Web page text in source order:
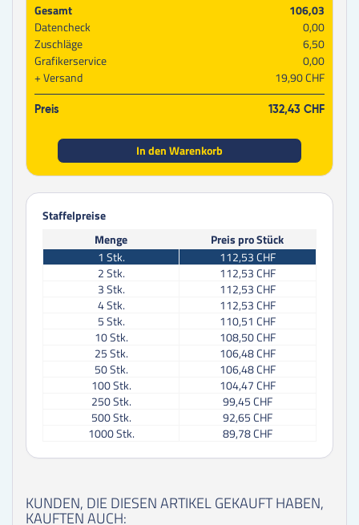
Gesamt
106,03
Datencheck
0,00
Zuschläge
6,50
Grafikerservice
0,00
Versand
19,90 CHF
Preis 132,43 CHF
In den Warenkorb
Staffelpreise
Menge
Preis pro Stück
1 Stk.
112,53 CHF
2Stk.
112,53 CHF
3Stk.
112,53 CHF
4Stk.
112,53 CHF
5Stk.
110,51 CHF
10Stk.
108,50 CHF
25Stk.
106,48 CHF
50Stk.
106,48 CHF
100Stk.
104,47 CHF
250Stk.
99,45 CHF
500Stk.
92,65 CHF
1000Stk. 89,78 CHF
KUNDEN, DIE DIESEN ARTIKEL GEKAUFT HABEN,
KAUFTEN AUCH: